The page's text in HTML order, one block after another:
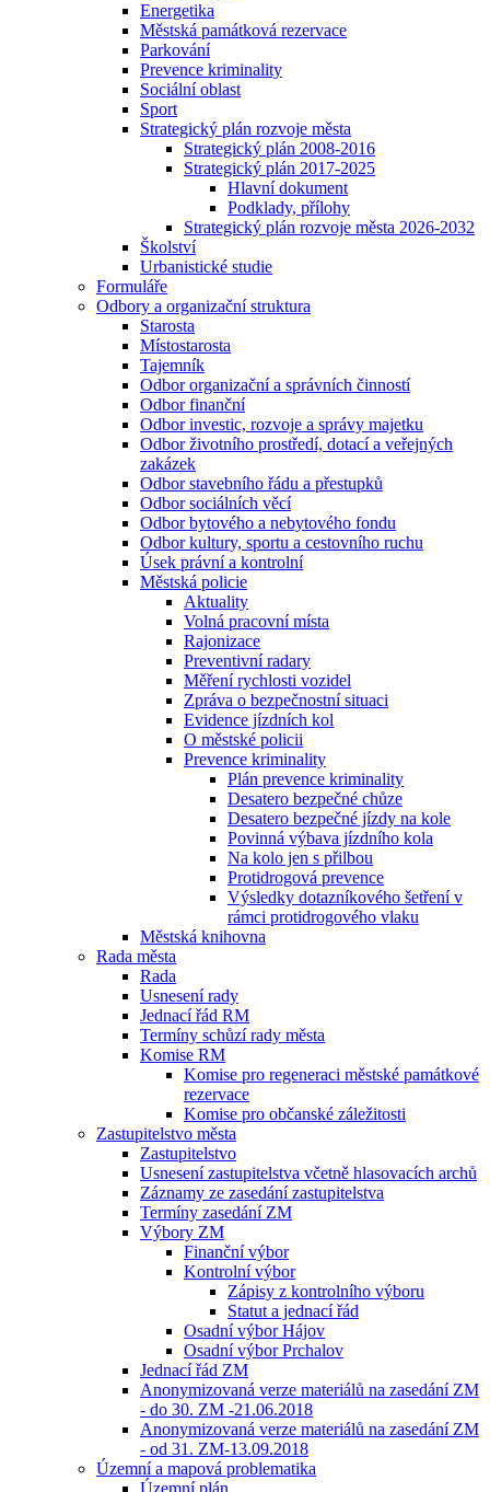
Energetika
Městská památková rezervace
Parkování
Prevence kriminality
Sociální oblast
Sport
Strategický plán rozvoje města
Strategický plán 2008-2016
Strategický plán 2017-2025
Hlavní dokument
Podklady, přílohy
Strategický plán rozvoje města 2026-2032
Školství
Urbanistické studie
Formuláře
Odbory a organizační struktura
Starosta
Místostarosta
Tajemník
Odbor organizační a správních činností
Odbor finanční
Odbor investic, rozvoje a správy majetku
Odbor životního prostředí, dotací a veřejných
zakázek
Odbor stavebního řádu a přestupků
Odbor sociálních věcí
Odbor bytového a nebytového fondu
Odbor kultury, sportu a cestovního ruchu
Úsek právní a kontrolní
Městská policie
Aktuality
Volná pracovní místa
Rajonizace
Preventivní radary
Měření rychlosti vozidel
Zpráva o bezpečnostní situaci
Evidence jízdních kol
O městské policii
Prevence kriminality
Plán prevence kriminality
Desatero bezpečné chůze
Desatero bezpečné jízdy na kole
Povinná výbava jízdního kola
Na kolo jen s přilbou
Protidrogová prevence
Výsledky dotazníkového šetření v
rámci protidrogového vlaku
Městská knihovna
Rada města
Rada
Usnesení rady
Jednací řád RM
Termíny schůzí rady města
Komise RM
Komise pro regeneraci městské památkové
rezervace
Komise pro občanské záležitosti
Zastupitelstvo města
Zastupitelstvo
Usnesení zastupitelstva včetně hlasovacích archů
Záznamy ze zasedání zastupitelstva
Termíny zasedání ZM
Výbory ZM
Finanční výbor
Kontrolní výbor
Zápisy z kontrolního výboru
Statut a jednací řád
Osadní výbor Hájov
Osadní výbor Prchalov
Jednací řád ZM
Anonymizovaná verze materiálů na zasedání ZM
- do 30. ZM -21.06.2018
Anonymizovaná verze materiálů na zasedání ZM
- od 31. ZM-13.09.2018
Územní a mapová problematika
Územní plán